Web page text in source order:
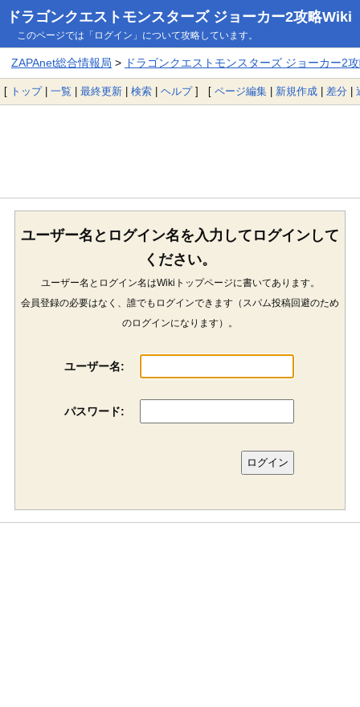
ドラゴンクエストモンスターズ ジョーカー2攻略Wiki
このページでは「ログイン」について攻略しています。
ZAPAnet総合情報局 > ドラゴンクエストモンスターズ ジョーカー2
[ トップ| 一覧 | 最終更新 | 検索 | ヘルプ] [ ページ編集 | 新規作成 | 差分 |
ユーザー名とログイン名を入力してログインして
ください。
ユーザー名とログイン名はWikiトップページに書いてあります。
会員登録の必要はなく、誰でもログインできます（スパム投稿回避のため
のログインになります）。
ユーザー名:
パスワード: